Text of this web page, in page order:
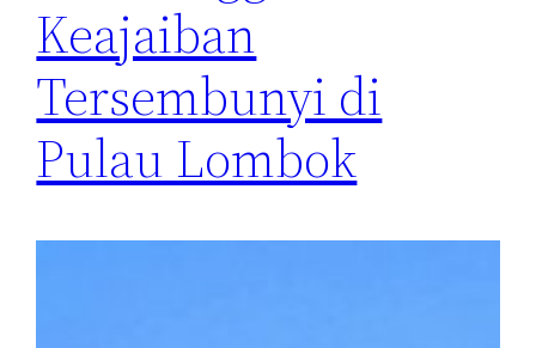
Keajaiban
Tersembunyi di
Pulau Lombok